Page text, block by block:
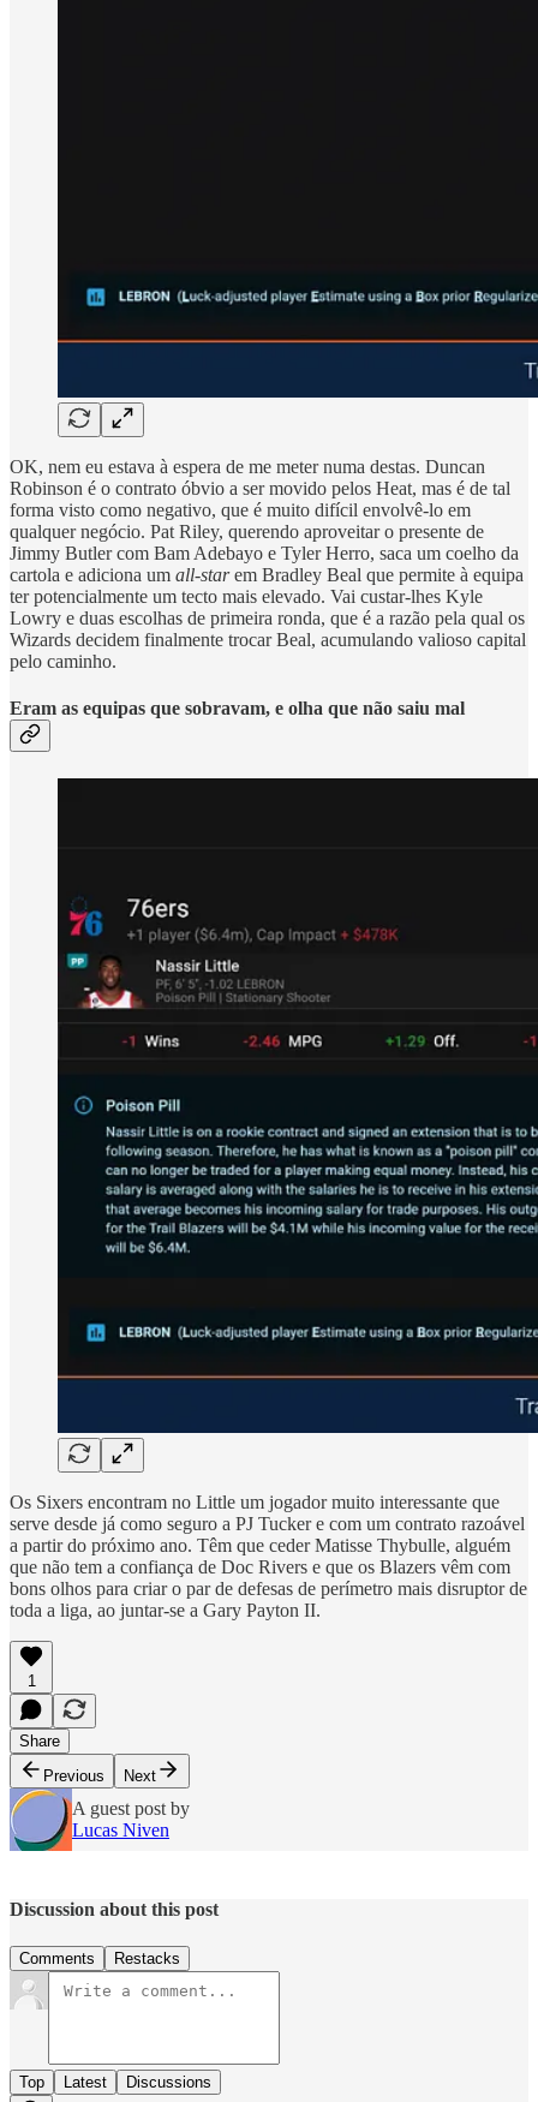
OK, nem eu estava à espera de me meter numa destas. Duncan
Robinson é o contrato óbvio a ser movido pelos Heat, mas é de tal
forma visto como negativo, que é muito difícil envolvê-lo em
qualquer negócio. Pat Riley, querendo aproveitar o presente de
Jimmy Butler com Bam Adebayo e Tyler Herro, saca um coelho da
cartola e adiciona um all-starem Bradley Beal que permite à equipa
ter potencialmente um tecto mais elevado. Vai custar-lhes Kyle
Lowry e duas escolhas de primeira ronda, que é a razão pela qual os
Wizards decidem finalmente trocar Beal, acumulando valioso capital
pelo caminho.
Eram as equipas que sobravam, e olha que não saiu mal
Os Sixers encontram no Little um jogador muito interessante que
serve desde já como seguro a PJ Tucker e com um contrato razoável
a partir do próximo ano. Têm que ceder Matisse Thybulle, alguém
que não tem a confiança de Doc Rivers e que os Blazers vêm com
bons olhos para criar o par de defesas de perímetro mais disruptor de
toda a liga, ao juntar-se a Gary Payton II.
1
Share
Previous
Next
A guest post by
Lucas Niven
Discussion about this post
Comments Restacks
Top Latest Discussions